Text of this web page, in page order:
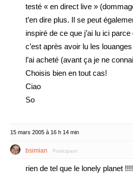
testé « en direct live »
t’en dire plus. Il se peut
inspiré de ce que j’ai lu ici
c’est après avoir lu les
l’ai acheté (avant ça je ne
Choisis bien en tout cas!
Ciao
So
15 mars 2005 à 16 h 14 min
bsimian Participant
rien de tel que le lonely planet !!!!